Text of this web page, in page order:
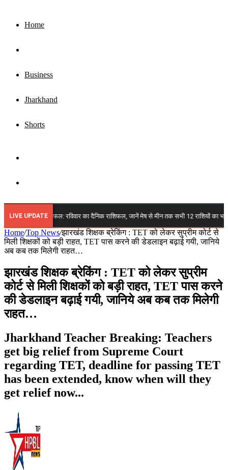
Home
Business
Jharkhand
Shorts
for
LIVE UPDATE
2026 राशिफल: रविवार का दैनिक राशिफल, जानें मेष से मीन तक सभी 12 राशियों का भविष्य,
Home/Top News/झारखंड शिक्षक ब्रेकिंग : TET को लेकर सुप्रीम कोर्ट से
मिली शिक्षकों को बड़ी राहत, TET पास करने की डेडलाइन बढ़ाई गयी, जानिये
अब कब तक मिलेगी राहत…
झारखंड शिक्षक ब्रेकिंग : TET को लेकर सुप्रीम
कोर्ट से मिली शिक्षकों को बड़ी राहत, TET पास करने
की डेडलाइन बढ़ाई गयी, जानिये अब कब तक मिलेगी
राहत…
Jharkhand Teacher Breaking: Teachers
get big relief from Supreme Court
regarding TET, deadline for passing TET
has been extended, know when will they
get relief now...